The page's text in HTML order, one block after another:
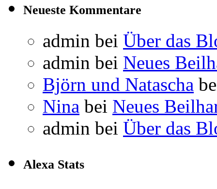
Neueste Kommentare
admin bei Über das
admin bei Neues
Björn und Natascha
Nina bei Neues
admin bei Über das
Alexa Stats